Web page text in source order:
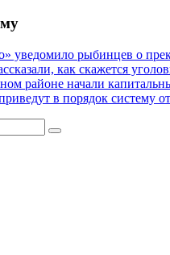
уведомило рыбинцев о
как скажется
районе начали
в порядок систему